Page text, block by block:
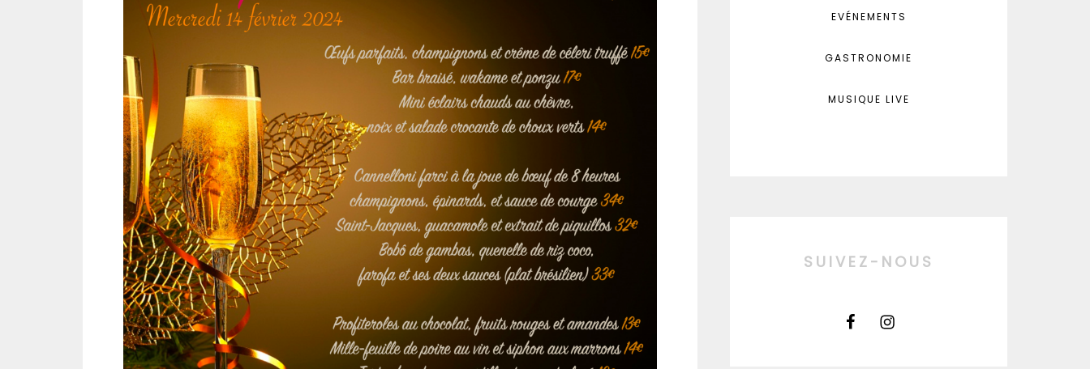
EVÉNEMENTS
GASTRONOMIE
MUSIQUE LIVE
SUIVEZ-NOUS